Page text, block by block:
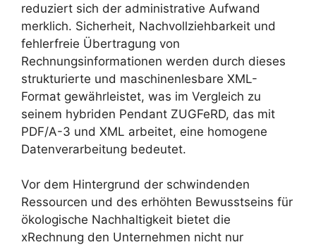
reduziert sich der administrative Aufwand
merklich. Sicherheit, Nachvollziehbarkeit und
fehlerfreie Übertragung von
Rechnungsinformationen werden durch dieses
strukturierte und maschinenlesbare XML-
Format gewährleistet, was im Vergleich zu
seinem hybriden Pendant ZUGFeRD, das mit
PDF/A-3 und XML arbeitet, eine homogene
Datenverarbeitung bedeutet.
Vor dem Hintergrund der schwindenden
Ressourcen und des erhöhten Bewusstseins für
ökologische Nachhaltigkeit bietet die
xRechnung den Unternehmen nicht nur